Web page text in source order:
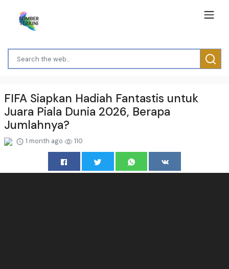
FIFA Siapkan Hadiah Fantastis untuk
Juara Piala Dunia 2026, Berapa
Jumlahnya?
1 month ago 110